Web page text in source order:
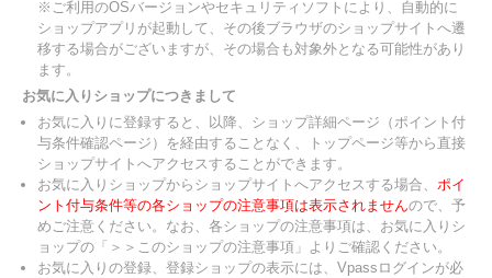
※ご利用のOSバージョンやセキュリティソフトにより、自動的に
ショップアプリが起動して、その後ブラウザのショップサイトへ遷
移する場合がございますが、その場合も対象外となる可能性があり
ます。
お気に入りショップにつきまして
お気に入りに登録すると、以降、ショップ詳細ページ（ポイント付
与条件確認ページ）を経由することなく、トップページ等から直接
ショップサイトへアクセスすることができます。
お気に入りショップからショップサイトへアクセスする場合、 ポイ
ント付与条件等の各ショップの注意事項は表示されませんので、予
めご注意ください。なお、各ショップの注意事項は、お気に入りシ
ョップの「＞＞このショップの注意事項」よりご確認ください。
お気に入りの登録、登録ショップの表示には、Vpassログインが必